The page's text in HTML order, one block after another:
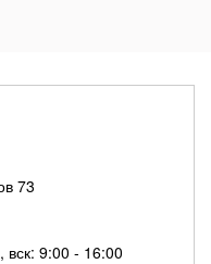
73
вск: 9:00 - 16:00